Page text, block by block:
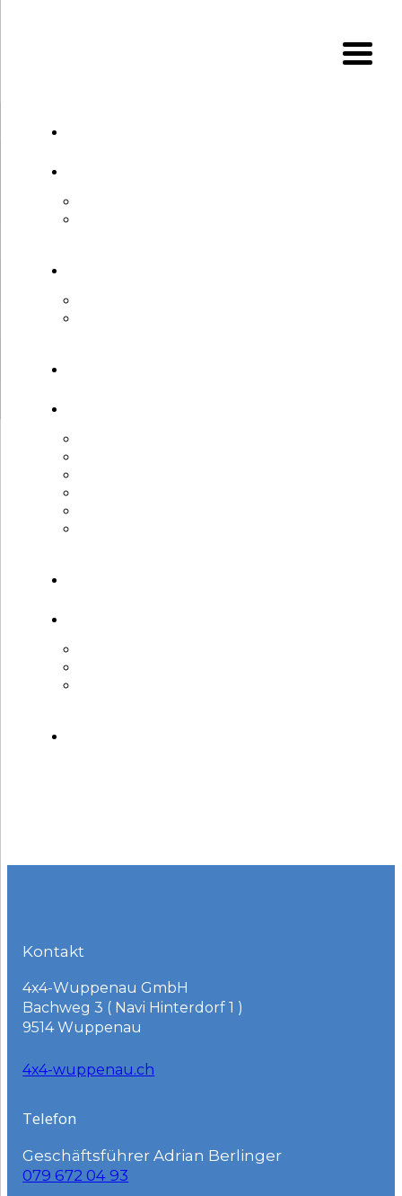
Kontakt
4x4-Wuppenau GmbH
Bachweg 3 ( Navi Hinterdorf 1 )
9514 Wuppenau
4x4-wuppenau.ch
Telefon
Geschäftsführer Adrian Berlinger
079 672 04 93